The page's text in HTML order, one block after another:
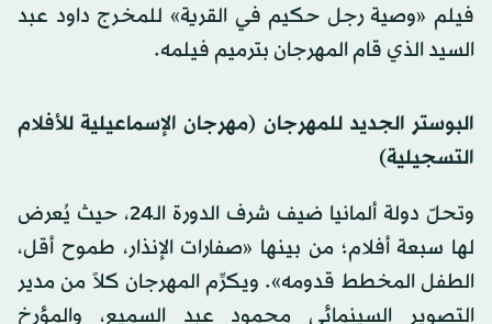
فيلم «وصية رجل حكيم في القرية» للمخرج داود عبد
السيد الذي قام المهرجان بترميم فيلمه.
البوستر الجديد للمهرجان (مهرجان الإسماعيلية للأفلام
التسجيلية)
وتحلّ دولة ألمانيا ضيف شرف الدورة الـ24، حيث يُعرض
لها سبعة أفلام؛ من بينها «صفارات الإنذار، طموح أقل،
الطفل المخطط قدومه». ويكرِّم المهرجان كلاً من مدير
التصوير السينمائي محمود عبد السميع، والمؤرخ